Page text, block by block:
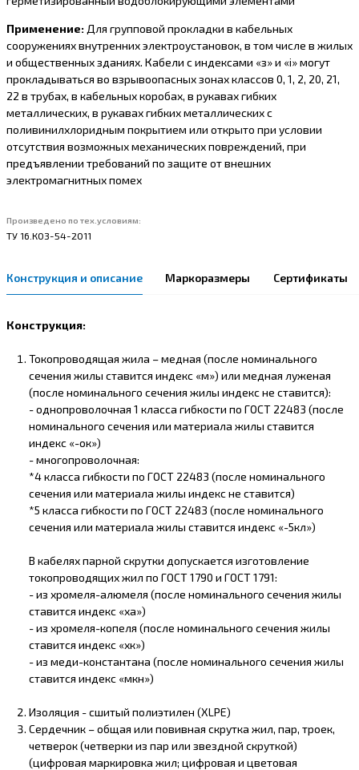
Применение:Для групповой прокладки в кабельных
сооружениях внутренних электроустановок, в том числе в жилых
и общественных зданиях. Кабели с индексами «з» и «i» могут
прокладываться во взрывоопасных зонах классов 0, 1, 2, 20, 21,
22 в трубах, в кабельных коробах, в рукавах гибких
металлических, в рукавах гибких металлических с
поливинилхлоридным покрытием или открыто при условии
отсутствия возможных механических повреждений, при
предъявлении требований по защите от внешних
электромагнитных помех
Произведено по тех.условиям:
ТУ 16.К03-54-2011
Конструкция и описание Маркоразмеры Сертификаты
Конструкция:
Токопроводящая жила – медная (после номинального
сечения жилы ставится индекс «м») или медная луженая
(после номинального сечения жилы индекс не ставится):
- однопроволочная 1 класса гибкости по ГОСТ 22483 (после
номинального сечения или материала жилы ставится
индекс «-ок»)
- многопроволочная:
*4 класса гибкости по ГОСТ 22483 (после номинального
сечения или материала жилы индекс не ставится)
*5 класса гибкости по ГОСТ 22483 (после номинального
сечения или материала жилы ставится индекс «-5кл»)
В кабелях парной скрутки допускается изготовление
токопроводящих жил по ГОСТ 1790 и ГОСТ 1791:
- из хромеля-алюмеля (после номинального сечения жилы
ставится индекс «ха»)
- из хромеля-копеля (после номинального сечения жилы
ставится индекс «хк»)
- из меди-константана (после номинального сечения жилы
ставится индекс «мкн»)
Изоляция - сшитый полиэтилен (XLPE)
Сердечник – общая или повивная скрутка жил, пар, троек,
четверок (четверки из пар или звездной скруткой)
(цифровая маркировка жил; цифровая и цветовая